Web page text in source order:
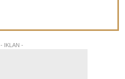
- IKLAN -